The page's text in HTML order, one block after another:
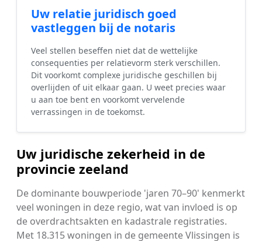
Uw relatie juridisch goed
vastleggen bij de notaris
Veel stellen beseffen niet dat de wettelijke
consequenties per relatievorm sterk verschillen.
Dit voorkomt complexe juridische geschillen bij
overlijden of uit elkaar gaan. U weet precies waar
u aan toe bent en voorkomt vervelende
verrassingen in de toekomst.
Uw juridische zekerheid in de
provincie zeeland
De dominante bouwperiode 'jaren 70–90' kenmerkt
veel woningen in deze regio, wat van invloed is op
de overdrachtsakten en kadastrale registraties.
Met 18.315 woningen in de gemeente Vlissingen is